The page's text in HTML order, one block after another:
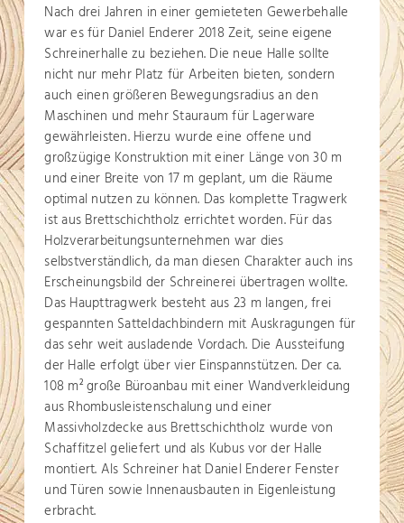
Nach drei Jahren in einer gemieteten Gewerbehalle
war es für Daniel Enderer 2018 Zeit, seine eigene
Schreinerhalle zu beziehen. Die neue Halle sollte
nicht nur mehr Platz für Arbeiten bieten, sondern
auch einen größeren Bewegungsradius an den
Maschinen und mehr Stauraum für Lagerware
gewährleisten. Hierzu wurde eine offene und
großzügige Konstruktion mit einer Länge von 30 m
und einer Breite von 17 m geplant, um die Räume
optimal nutzen zu können. Das komplette Tragwerk
ist aus Brettschichtholz errichtet worden. Für das
Holzverarbeitungsunternehmen war dies
selbstverständlich, da man diesen Charakter auch ins
Erscheinungsbild der Schreinerei übertragen wollte.
Das Haupttragwerk besteht aus 23 m langen, frei
gespannten Satteldachbindern mit Auskragungen für
das sehr weit ausladende Vordach. Die Aussteifung
der Halle erfolgt über vier Einspannstützen. Der ca.
108 m2große Büroanbau mit einer Wandverkleidung
aus Rhombusleistenschalung und einer
Massivholzdecke aus Brettschichtholz wurde von
Schaffitzel geliefert und als Kubus vor der Halle
montiert. Als Schreiner hat Daniel Enderer Fenster
und Türen sowie Innenausbauten in Eigenleistung
erbracht.